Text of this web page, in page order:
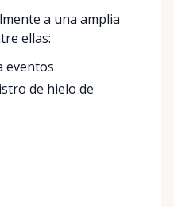
a una amplia
ellas:
eventos
de hielo de